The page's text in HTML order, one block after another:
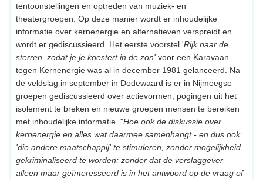
tentoonstellingen en optreden van muziek- en
theatergroepen. Op deze manier wordt er inhoudelijke
informatie over kernenergie en alternatieven verspreidt en
wordt er gediscussieerd. Het eerste voorstel 'Rijk naar de
sterren, zodat je je koestert in de zon' voor een Karavaan
tegen Kernenergie was al in december 1981 gelanceerd. Na
de veldslag in september in Dodewaard is er in Nijmeegse
groepen gediscussieerd over actievormen, pogingen uit het
isolement te breken en nieuwe groepen mensen te bereiken
met inhoudelijke informatie. "Hoe ook de diskussie over
kernenergie en alles wat daarmee samenhangt - en dus ook
'die andere maatschappij' te stimuleren, zonder mogelijkheid
gekriminaliseerd te worden; zonder dat de verslaggever
alleen maar geïnteresseerd is in het antwoord op de vraag of